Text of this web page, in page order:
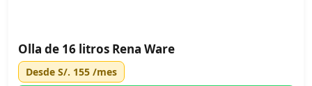
Olla de 16 litros Rena Ware
Desde S/. 155 /mes